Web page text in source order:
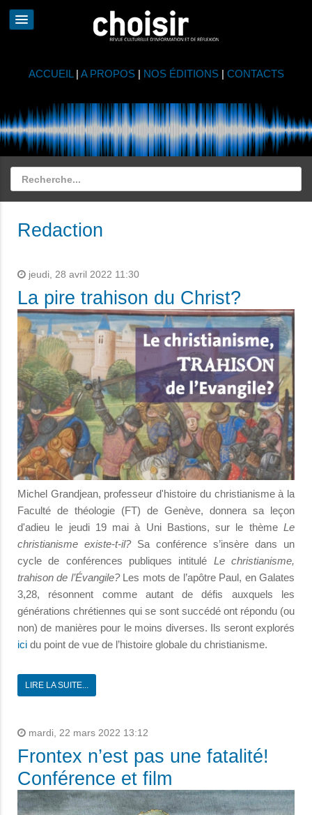
ACCUEIL | A PROPOS| NOS ÉDITIONS| CONTACTS
Redaction
jeudi, 28 avril 2022 11:30
La pire trahison du Christ?
Michel Grandjean, professeur d'histoire du christianisme à la
Faculté de théologie (FT) de Genève, donnera sa leçon
d'adieu le jeudi 19 mai à Uni Bastions, sur le thème Le
christianisme existe-t-il?Sa conférence s’insère dans un
cycle de conférences publiques intitulé Le christianisme,
trahison de l’Évangile? Les mots de l’apôtre Paul, en Galates
3,28, résonnent comme autant de défis auxquels les
générations chrétiennes qui se sont succédé ont répondu (ou
non) de manières pour le moins diverses. Ils seront explorés
ici du point de vue de l’histoire globale du christianisme.
LIRE LA SUITE...
mardi, 22 mars 2022 13:12
Frontex n’est pas une fatalité!
Conférence et film